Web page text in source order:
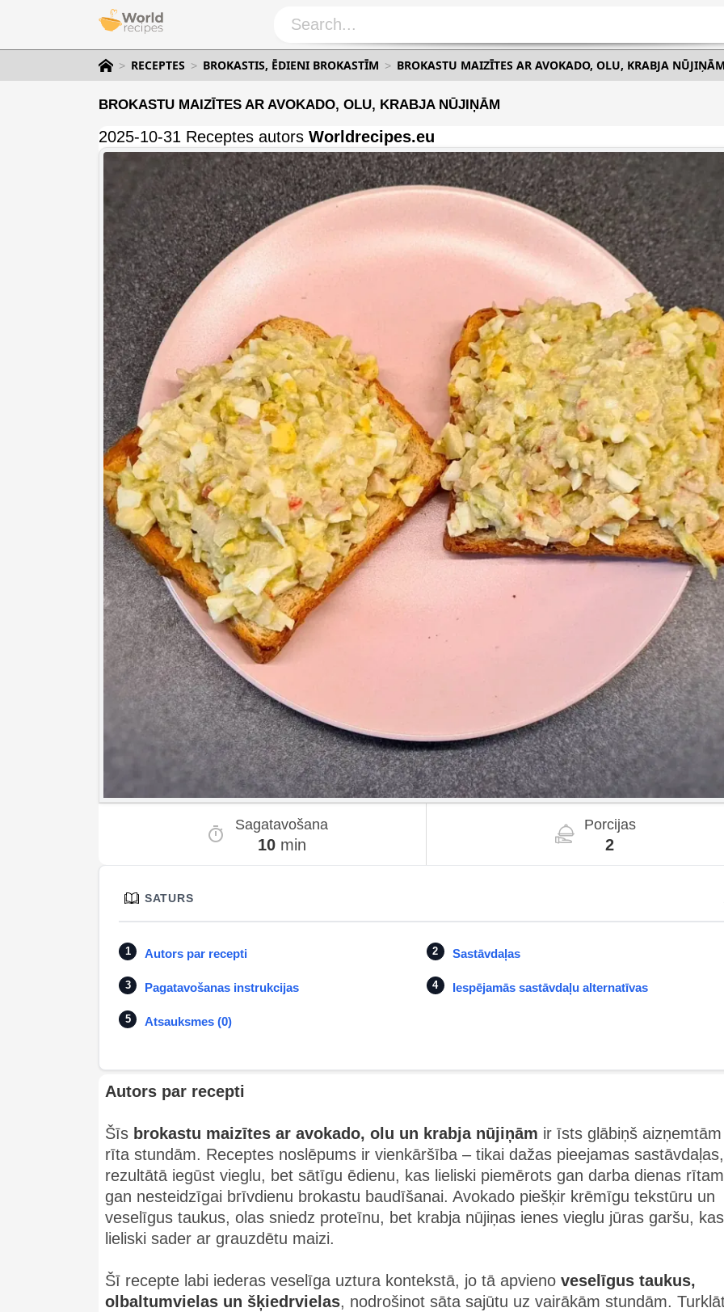
RECEPTES BROKASTIS, ĒDIENI BROKASTĪM BROKASTU MAIZĪTES AR AVOKADO, OLU, KRABJA
BROKASTU MAIZĪTES AR AVOKADO, OLU, KRABJA NŪJIŅĀM
2025-10-31 Receptes autors Worldrecipes.eu
Sagatavošana
10min
Porcijas
2
SATURS
Autors par recepti Sastāvdaļas
Pagatavošanas instrukcijas Iespējamās sastāvdaļu alternatīvas
Atsauksmes (0)
Autors par recepti
Šīs brokastu maizītes ar avokado, olu un krabja nūjiņām ir īsts glābiņš aizņemtām
rīta stundām. Receptes noslēpums ir vienkāršība – tikai dažas pieejamas
rezultātā iegūst vieglu, bet sātīgu ēdienu, kas lieliski piemērots gan darba dienas
gan nesteidzīgai brīvdienu brokastu baudīšanai. Avokado piešķir krēmīgu tekstūru un
veselīgus taukus, olas sniedz proteīnu, bet krabja nūjiņas ienes vieglu jūras garšu, kas
lieliski sader ar grauzdētu maizi.
Šī recepte labi iederas veselīga uztura kontekstā, jo tā apvieno veselīgus taukus,
olbaltumvielas un šķiedrvielas, nodrošinot sāta sajūtu uz vairākām stundām.